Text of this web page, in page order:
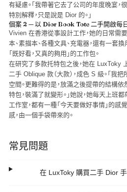
有疑慮。「我帶著它去了公司的年度晚宴，
特別解釋，只是說是 Dior 的。」
個案 2 — 以 Dior Book Tote 二手開啟每
Vivien 在香港從事設計工作，她的日常
本、素描本、各種文具、充電器，還有一套
「既好看，又真的夠用」的工作包。
在研究了多款托特包之後，她在 LuxToky
二手 Oblique 款（大款），成色 S 級。「我
空間。更難得的是，放滿之後提帶的結構
特包，裝滿了就變形。」她說，她每天上班
工作室，都有一種「今天要做好事情」的
感，由一個手袋帶來的。
常見問題
在 LuxToky 購買二手 Dior 手